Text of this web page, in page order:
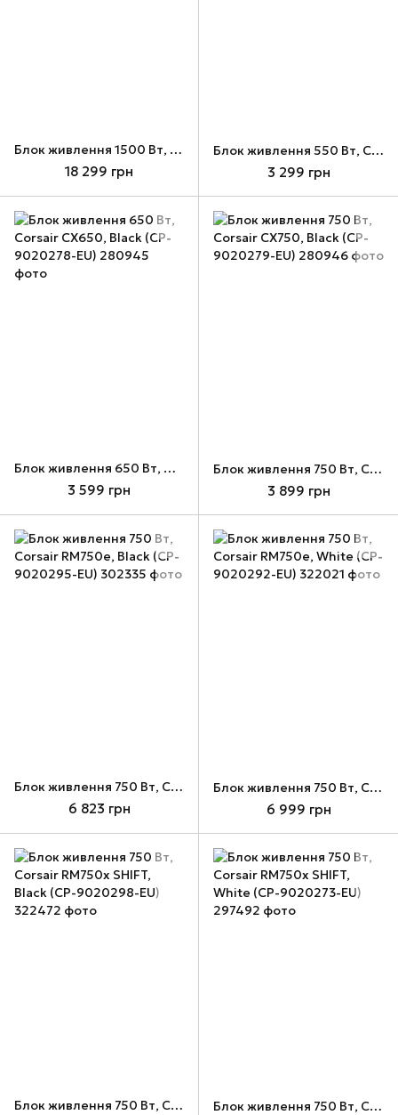
Блок живлення 1500 Вт, Corsair HX1500i SHIFT, Black (CP-9020269-EU)
18 299 грн
Блок живлення 550 Вт, Corsair CX550, Black (CP-9020277-EU)
3 299 грн
Блок живлення 650 Вт, Corsair CX650, Black (CP-9020278-EU)
3 599 грн
Блок живлення 750 Вт, Corsair CX750, Black (CP-9020279-EU)
3 899 грн
Блок живлення 750 Вт, Corsair RM750e, Black (CP-9020295-EU)
6 823 грн
Блок живлення 750 Вт, Corsair RM750e, White (CP-9020292-EU)
6 999 грн
Блок живлення 750 Вт, Corsair RM750x SHIFT, Black (CP-9020298-EU) Блок живлення 750 Вт, Corsair RM750x SHIFT, White (CP-9020273-EU)